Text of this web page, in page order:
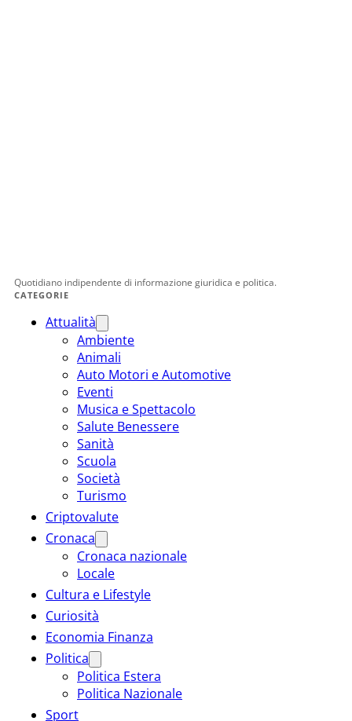
Quotidiano indipendente di informazione giuridica e politica.
CATEGORIE
Attualità
Ambiente
Animali
Auto Motori e Automotive
Eventi
Musica e Spettacolo
Salute Benessere
Sanità
Scuola
Società
Turismo
Criptovalute
Cronaca
Cronaca nazionale
Locale
Cultura e Lifestyle
Curiosità
Economia Finanza
Politica
Politica Estera
Politica Nazionale
Sport